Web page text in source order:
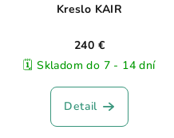
Kreslo KAIR
240 €
🗓️ Skladom do 7 - 14 dní
Detail